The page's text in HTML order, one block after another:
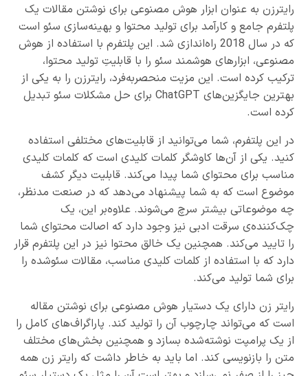
رایترزن به عنوان ابزار هوش مصنوعی برای نوشتن مقالات یک
پلتفرم جامع و کارآمد برای تولید محتوا و بهینه‌سازی سئو است
که در سال 2018 راه‌اندازی شد. این پلتفرم با استفاده از هوش
مصنوعی، ابزارهای هوشمند سئو را با قابلیتِ تولید محتوا،
ترکیب کرده است. این مزیت منحصر‌به‌فرد، رایتر‌زن را به یکی از
بهترین جایگزین‌های ChatGPT برای حل مشکلات سئو تبدیل
کرده است.
در این پلتفرم، شما می‌توانید از قابلیت‌های مختلفی استفاده
کنید. یکی از آن‌ها کاوشگر کلمات کلیدی است که کلمات کلیدی
مناسب برای محتوای شما پیدا می‌کند. قابلیت دیگر کشف
موضوع است که به شما پیشنهاد می‌دهد که در صنعت مدنظر،
چه موضوعاتی بیشتر سرچ می‌شوند. علاوه‌بر این، یک
چک‌کننده‌ی سرقت ادبی نیز وجود دارد که اصالت محتوای شما
را تایید می‌کند. همچنین یک خالق محتوا نیز در این پلتفرم قرار
دارد که با استفاده از کلمات کلیدی مناسب، مقالات سئو‌شده را
برای شما تولید می‌کند.
رایتر زن دارای یک دستیار هوش مصنوعی برای نوشتن مقاله
است که می‌تواند چارچوب آن را تولید کند. پاراگراف‌های کامل را
از یک پرامپت نوشته‌شده بسازد و همچنین بخش‌های مختلف
متن را بازنویسی کند. اما باید به خاطر داشت که رایتر زن همه